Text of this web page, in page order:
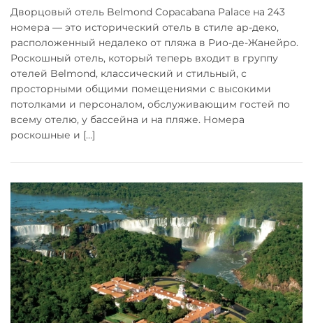
Дворцовый отель Belmond Copacabana Palace на 243
номера — это исторический отель в стиле ар-деко,
расположенный недалеко от пляжа в Рио-де-Жанейро.
Роскошный отель, который теперь входит в группу
отелей Belmond, классический и стильный, с
просторными общими помещениями с высокими
потолками и персоналом, обслуживающим гостей по
всему отелю, у бассейна и на пляже. Номера
роскошные и […]